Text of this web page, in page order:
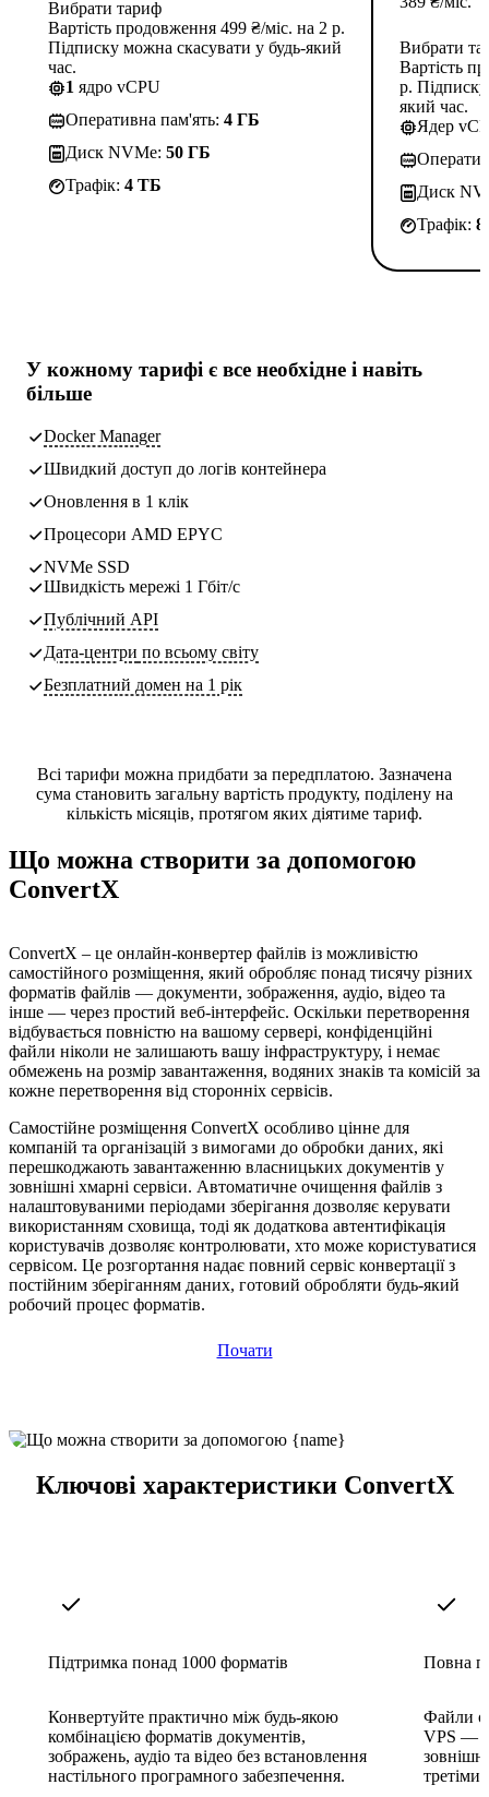
Вибрати тариф
Вартість продовження 499 ₴/міс. на 2 р.
Підписку можна скасувати у будь-який
час.
1 ядро vCPU
Оперативна пам'ять: 4 ГБ
Диск NVMe: 50 ГБ
Трафік: 4 TБ
Вибрати
Вартість
р.
який час.
Ядер
Диск
Трафік:
У кожному тарифі є все необхідне і навіть
більше
Docker Manager
Швидкий доступ до логів контейнера
Оновлення в 1 клік
Процесори AMD EPYC
NVMe SSD
Швидкість мережі 1 Гбіт/с
Публічний API
Дата-центри по всьому світу
Безплатний домен на 1 рік
Всі тарифи можна придбати за передплатою. Зазначена
сума становить загальну вартість продукту, поділену на
кількість місяців, протягом яких діятиме тариф.
Що можна створити за допомогою
ConvertX
ConvertX – це онлайн-конвертер файлів із можливістю
самостійного розміщення, який обробляє понад тисячу різних
форматів файлів — документи, зображення, аудіо, відео та
інше — через простий веб-інтерфейс. Оскільки перетворення
відбувається повністю на вашому сервері, конфіденційні
файли ніколи не залишають вашу інфраструктуру, і немає
обмежень на розмір завантаження, водяних знаків та комісій за
кожне перетворення від сторонніх сервісів.
Самостійне розміщення ConvertX особливо цінне для
компаній та організацій з вимогами до обробки даних, які
перешкоджають завантаженню власницьких документів у
зовнішні хмарні сервіси. Автоматичне очищення файлів з
налаштовуваними періодами зберігання дозволяє керувати
використанням сховища, тоді як додаткова автентифікація
користувачів дозволяє контролювати, хто може користуватися
сервісом. Це розгортання надає повний сервіс конвертації з
постійним зберіганням даних, готовий обробляти будь-який
робочий процес форматів.
Почати
Ключові характеристики ConvertX
Підтримка понад 1000 форматів
Конвертуйте практично між будь-якою
комбінацією форматів документів,
зображень, аудіо та відео без встановлення
настільного програмного забезпечення.
Повна
Файли
VPS —
третіми